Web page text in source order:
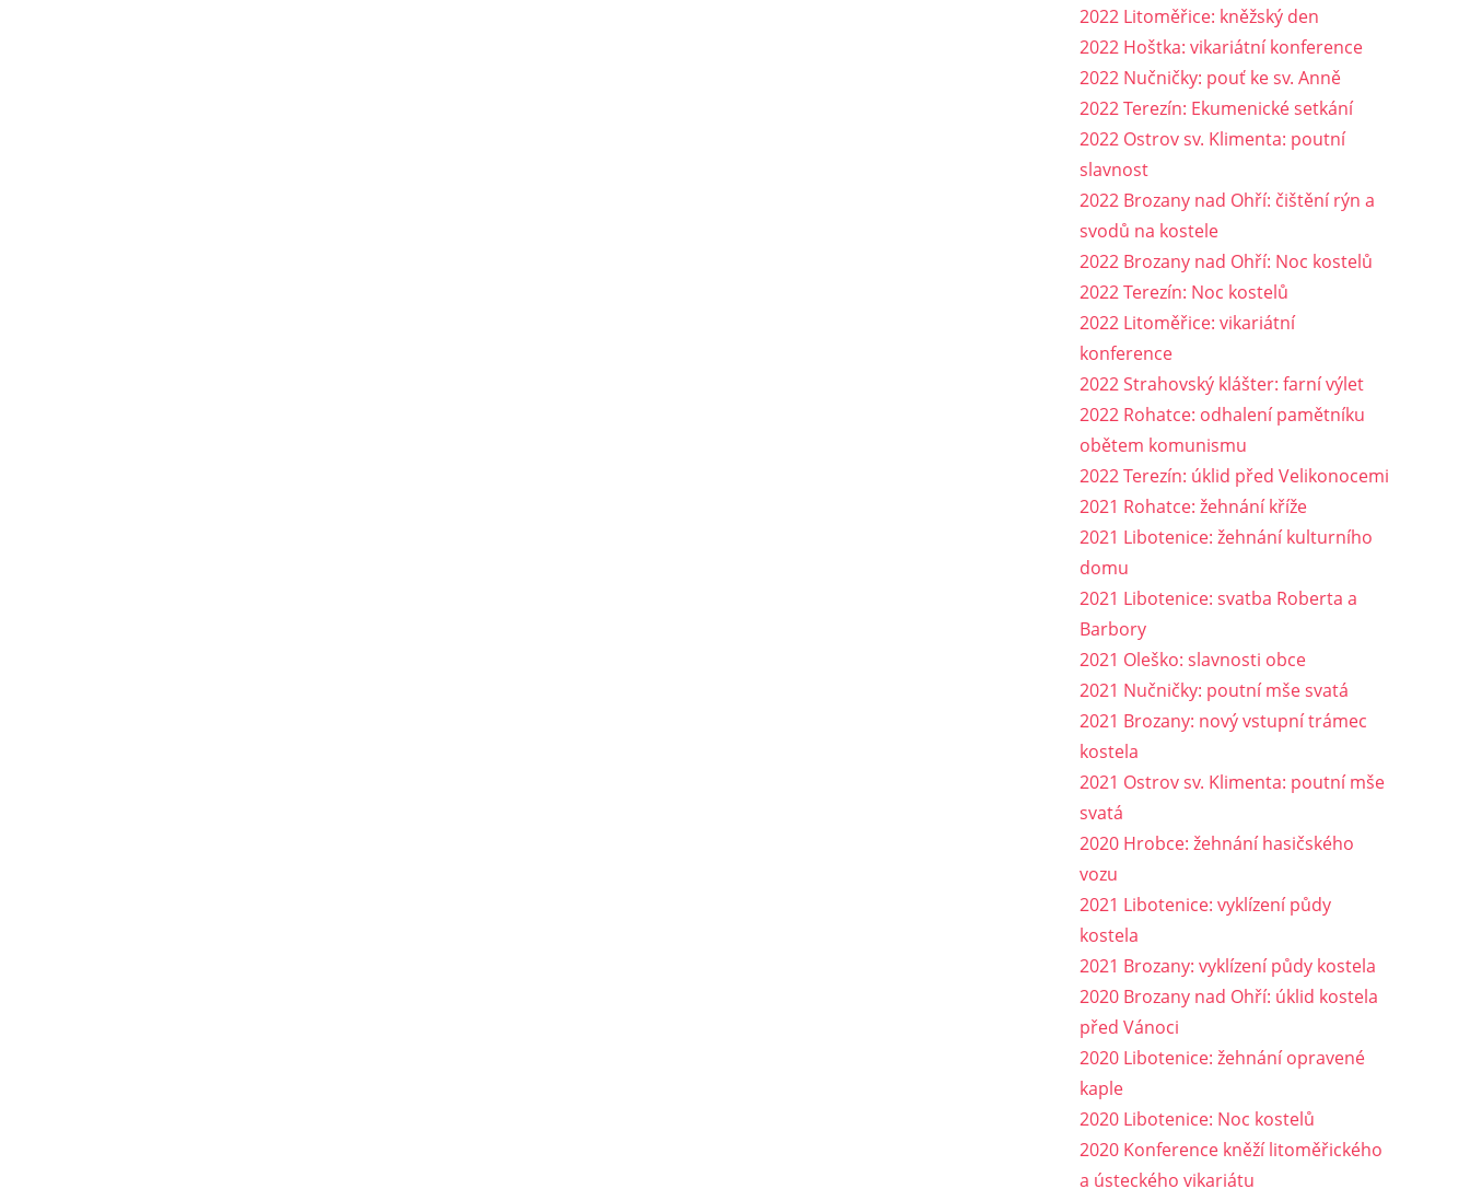
2022 Litoměřice: kněžský den
2022 Hoštka: vikariátní konference
2022 Nučničky: pouť ke sv. Anně
2022 Terezín: Ekumenické setkání
2022 Ostrov sv. Klimenta: poutní
slavnost
2022 Brozany nad Ohří: čištění rýn a
svodů na kostele
2022 Brozany nad Ohří: Noc kostelů
2022 Terezín: Noc kostelů
2022 Litoměřice: vikariátní
konference
2022 Strahovský klášter: farní výlet
2022 Rohatce: odhalení pamětníku
obětem komunismu
2022 Terezín: úklid před Velikonocemi
2021 Rohatce: žehnání kříže
2021 Libotenice: žehnání kulturního
domu
2021 Libotenice: svatba Roberta a
Barbory
2021 Oleško: slavnosti obce
2021 Nučničky: poutní mše svatá
2021 Brozany: nový vstupní trámec
kostela
2021 Ostrov sv. Klimenta: poutní mše
svatá
2020 Hrobce: žehnání hasičského
vozu
2021 Libotenice: vyklízení půdy
kostela
2021 Brozany: vyklízení půdy kostela
2020 Brozany nad Ohří: úklid kostela
před Vánoci
2020 Libotenice: žehnání opravené
kaple
2020 Libotenice: Noc kostelů
2020 Konference kněží litoměřického
a ústeckého vikariátu